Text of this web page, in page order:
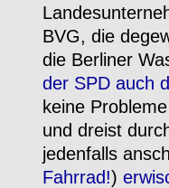
BVG, die
die Berliner
der SPD auch
keine
und dreist
jedenfalls
Fahrrad!)